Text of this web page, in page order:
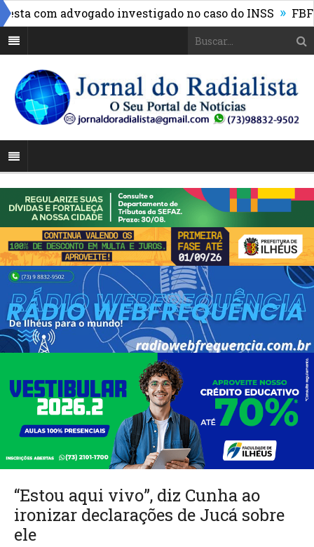
advogado investigado no caso do INSS » FBF
“Estou aqui vivo”, diz Cunha ao
ironizar declarações de Jucá sobre
ele